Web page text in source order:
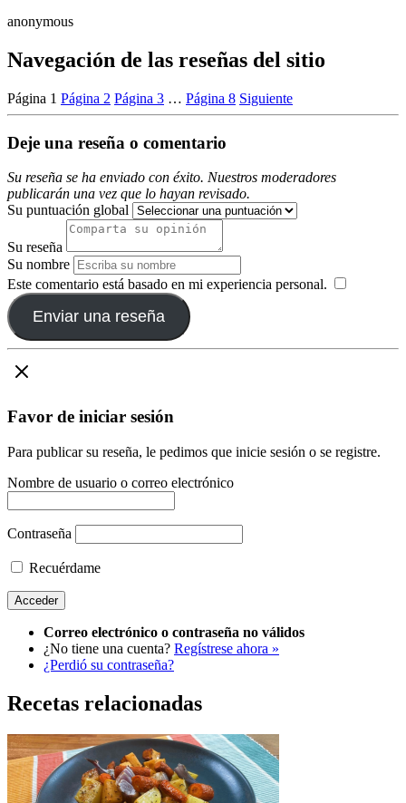
anonymous
Navegación de las reseñas del sitio
Página 1 Página 2 Página 3 … Página 8 Siguiente
Deje una reseña o comentario
Su reseña se ha enviado con éxito. Nuestros moderadores
publicarán una vez que lo hayan revisado.
Su puntuación global
Su reseña
Su nombre
Este comentario está basado en mi experiencia personal.
Enviar una reseña
Favor de iniciar sesión
Para publicar su reseña, le pedimos que inicie sesión o se registre.
Nombre de usuario o correo electrónico
Contraseña
Recuérdame
Correo electrónico o contraseña no válidos
¿No tiene una cuenta? Regístrese ahora »
¿Perdió su contraseña?
Recetas relacionadas